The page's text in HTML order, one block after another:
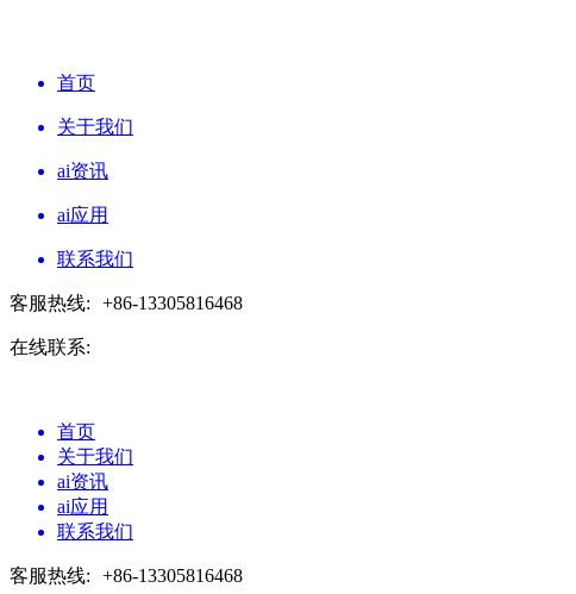
首页
关于我们
ai资讯
ai应用
联系我们
客服热线: +86-13305816468
在线联系:
首页
关于我们
ai资讯
ai应用
联系我们
客服热线: +86-13305816468